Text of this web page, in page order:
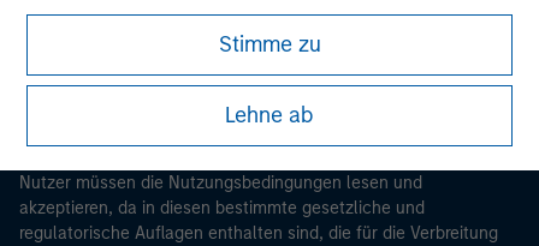
auf die Bedeutung dieser Informationen auswirken
könnte. Morgan Stanley Investment Management und
seine verbundenen Unternehmen haften jedoch weder
für die Richtigkeit dieser Informationen noch für Fehler
oder Auslassungen durch Dritte.
Um die Nutzung von Anlagefonds für Geldwäsche zu
verhindern, gelten für im Finanzsektor tätige Personen
besondere Verpflichtungen. Vor diesem Hintergrund ist
Stimme zu
Lehne ab
Nutzer müssen die Nutzungsbedingungen lesen und
akzeptieren, da in diesen bestimmte gesetzliche und
regulatorische Auflagen enthalten sind, die für die Verbreitung